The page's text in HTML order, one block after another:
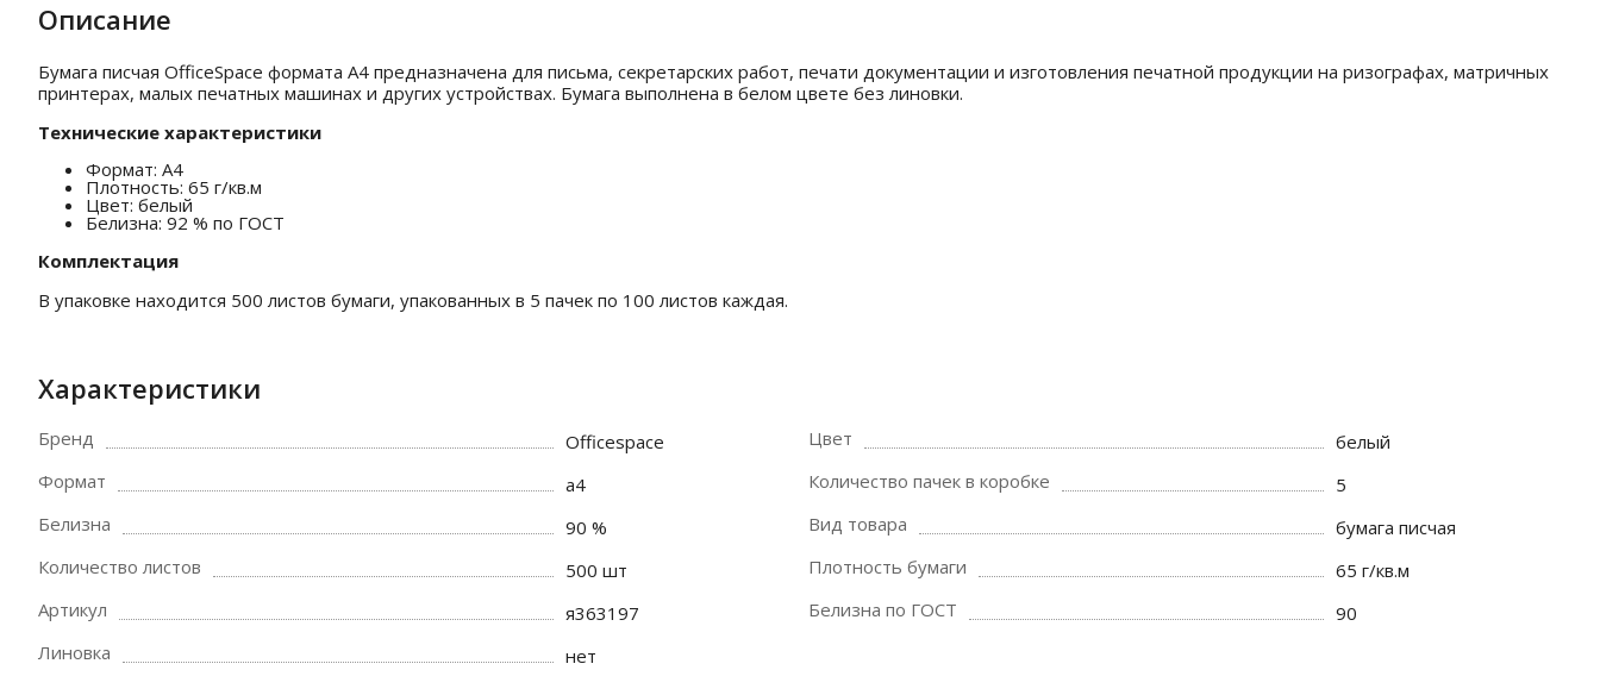
Описание
Бумага писчая OfficeSpace формата А4 предназначена для письма, секретарских работ, печати документации и изготовления печатной продукции на ризографах, матричных
принтерах, малых печатных машинах и других устройствах. Бумага выполнена в белом цвете без линовки.
Технические характеристики
Формат: А4
Плотность: 65 г/кв.м
Цвет: белый
Белизна: 92 % по ГОСТ
Комплектация
В упаковке находится 500 листов бумаги, упакованных в 5 пачек по 100 листов каждая.
Характеристики
Бренд
Officespace
Формат
a4
Белизна
90 %
Количество листов
500 шт
Артикул
я363197
Линовка
нет
Цвет
белый
Количество пачек в коробке
5
Вид товара
бумага писчая
Плотность бумаги
65 г/кв.м
Белизна по ГОСТ
90